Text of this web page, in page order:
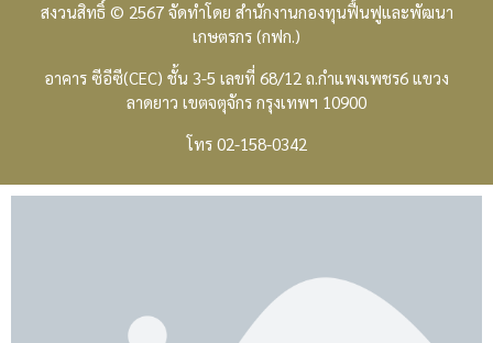
สงวนสิทธิ์ © 2567 จัดทำโดย สำนักงานกองทุนฟื้นฟูและพัฒนา
เกษตรกร (กฟก.)
อาคาร ซีอีซี(CEC) ชั้น 3-5 เลขที่ 68/12 ถ.กำแพงเพชร6 แขวง
ลาดยาว เขตจตุจักร กรุงเทพฯ 10900
โทร 02-158-0342